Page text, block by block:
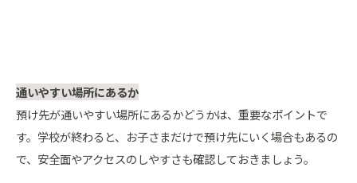
通いやすい場所にあるか
預け先が通いやすい場所にあるかどうかは、重要なポイントで
す。学校が終わると、お子さまだけで預け先にいく場合もあるの
で、安全面やアクセスのしやすさも確認しておきましょう。